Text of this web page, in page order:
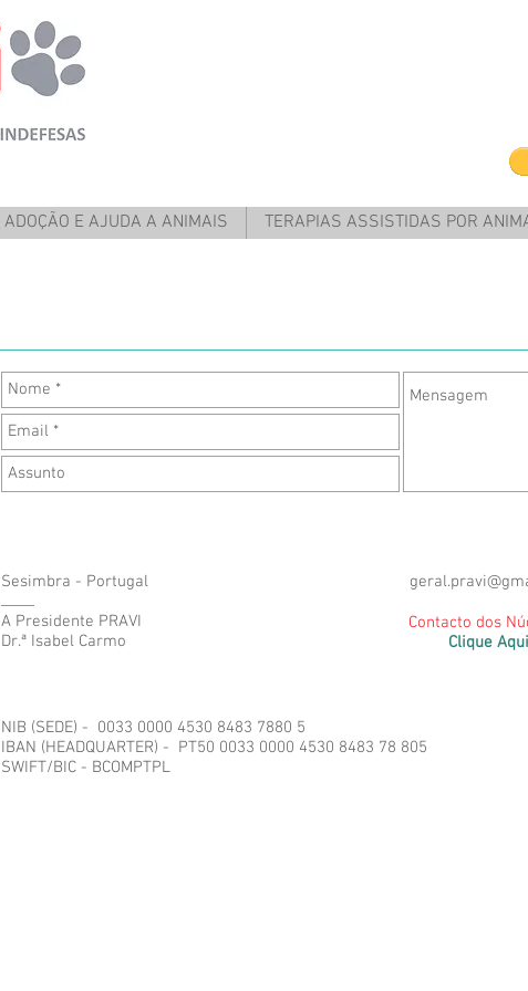
ADOÇÃO E AJUDA A ANIMAIS TERAPIAS ASSISTIDAS POR
Sesimbra - Portugal
A Presidente PRAVI
Dr.ª Isabel Carmo
Contacto dos
Clique Aqui
NIB (SEDE) - 0033 0000 4530 8483 7880 5
IBAN (HEADQUARTER) - PT50 0033 0000 4530 8483 78 805
SWIFT/BIC - BCOMPTPL